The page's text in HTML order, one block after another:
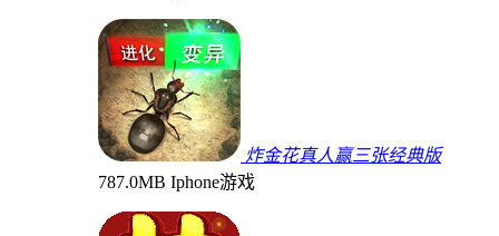
炸金花真人赢三张经典版
787.0MB Iphone游戏